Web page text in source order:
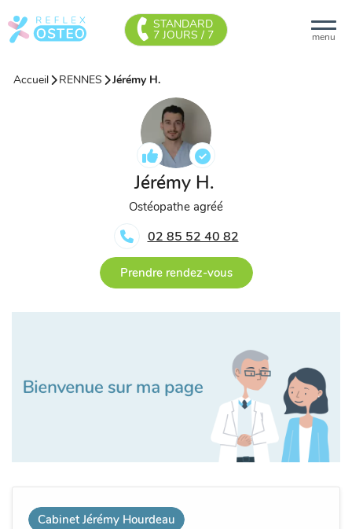
menu
STANDARD
7 JOURS / 7
Accueil RENNES Jérémy H.
Jérémy H.
Ostéopathe agréé
02 85 52 40 82
Prendre rendez-vous
Cabinet Jérémy Hourdeau